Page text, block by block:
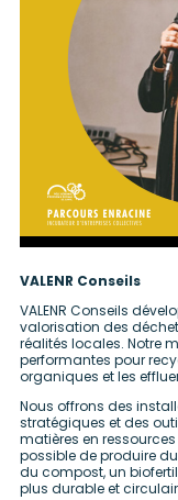
VALENR Conseils
VALENR Conseils
valorisation des
réalités locales. Notre
performantes pour
organiques et les
Nous offrons des
stratégiques et des
matières en
possible de produire
du compost, un
plus durable et